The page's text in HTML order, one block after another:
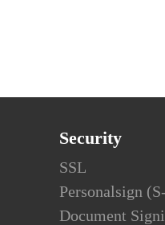
Security
SSL
Personalsign
Document